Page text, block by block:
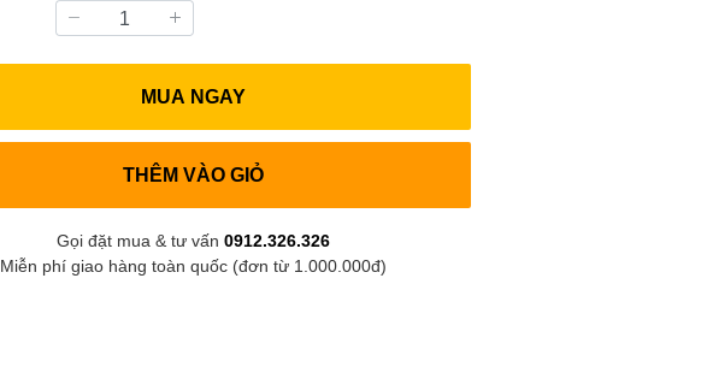
MUA NGAY
THÊM VÀO GIỎ
Gọi đặt mua & tư vấn0912.326.326
Miễn phí giao hàng toàn quốc (đơn từ 1.000.000đ)